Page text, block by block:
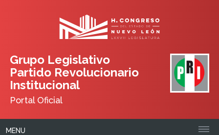
Grupo Legislativo
Partido Revolucionario
Institucional
Portal Oficial
MENU